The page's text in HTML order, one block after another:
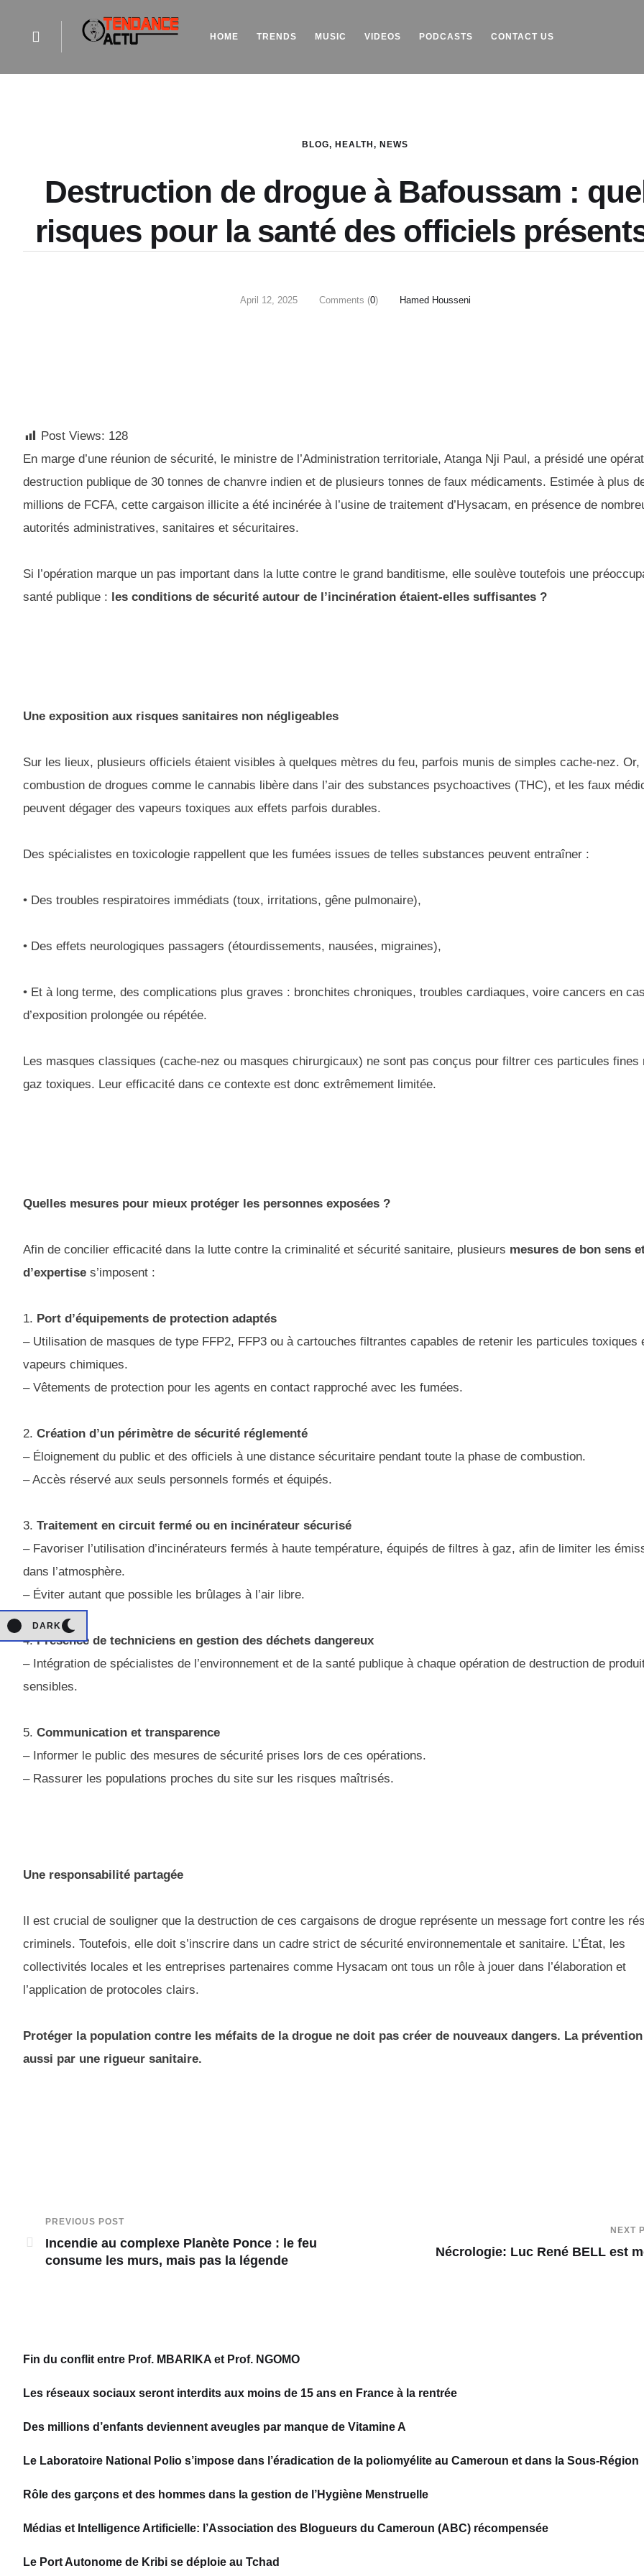
DARK
HOME TRENDS MUSIC VIDEOS PODCASTS CONTACT US
BLOG, HEALTH, NEWS
Destruction de drogue à Bafoussam :
risques pour la santé des officiels
April 12, 2025 Comments (0) Hamed Housseni
Post Views: 128
En marge d’une réunion de sécurité, le ministre de l’Administration territoriale, Atanga Nji Paul, a présidé une
destruction publique de 30 tonnes de chanvre indien et de plusieurs tonnes de faux médicaments. Estimée à plus
millions de FCFA, cette cargaison illicite a été incinérée à l’usine de traitement d’Hysacam, en présence de
autorités administratives, sanitaires et sécuritaires.
Si l’opération marque un pas important dans la lutte contre le grand banditisme, elle soulève toutefois une
santé publique : les conditions de sécurité autour de l’incinération étaient-elles suffisantes ?
Une exposition aux risques sanitaires non négligeables
Sur les lieux, plusieurs officiels étaient visibles à quelques mètres du feu, parfois munis de simples cache-nez. Or,
combustion de drogues comme le cannabis libère dans l’air des substances psychoactives (THC), et les faux
peuvent dégager des vapeurs toxiques aux effets parfois durables.
Des spécialistes en toxicologie rappellent que les fumées issues de telles substances peuvent entraîner :
• Des troubles respiratoires immédiats (toux, irritations, gêne pulmonaire),
• Des effets neurologiques passagers (étourdissements, nausées, migraines),
• Et à long terme, des complications plus graves : bronchites chroniques, troubles cardiaques, voire cancers en cas
d’exposition prolongée ou répétée.
Les masques classiques (cache-nez ou masques chirurgicaux) ne sont pas conçus pour filtrer ces particules fines
gaz toxiques. Leur efficacité dans ce contexte est donc extrêmement limitée.
Quelles mesures pour mieux protéger les personnes exposées ?
Afin de concilier efficacité dans la lutte contre la criminalité et sécurité sanitaire, plusieurs mesures de bon sens
d’expertise s’imposent :
1. Port d’équipements de protection adaptés
– Utilisation de masques de type FFP2, FFP3 ou à cartouches filtrantes capables de retenir les particules toxiques
vapeurs chimiques.
– Vêtements de protection pour les agents en contact rapproché avec les fumées.
2. Création d’un périmètre de sécurité réglementé
– Éloignement du public et des officiels à une distance sécuritaire pendant toute la phase de combustion.
– Accès réservé aux seuls personnels formés et équipés.
3. Traitement en circuit fermé ou en incinérateur sécurisé
– Favoriser l’utilisation d’incinérateurs fermés à haute température, équipés de filtres à gaz, afin de limiter les
dans l’atmosphère.
– Éviter autant que possible les brûlages à l’air libre.
4.Présence de techniciens en gestion des déchets dangereux
– Intégration de spécialistes de l’environnement et de la santé publique à chaque opération de destruction de
sensibles.
5. Communication et transparence
– Informer le public des mesures de sécurité prises lors de ces opérations.
– Rassurer les populations proches du site sur les risques maîtrisés.
Une responsabilité partagée
Il est crucial de souligner que la destruction de ces cargaisons de drogue représente un message fort contre les
criminels. Toutefois, elle doit s’inscrire dans un cadre strict de sécurité environnementale et sanitaire. L’État, les
collectivités locales et les entreprises partenaires comme Hysacam ont tous un rôle à jouer dans l’élaboration et
l’application de protocoles clairs.
Protéger la population contre les méfaits de la drogue ne doit pas créer de nouveaux dangers. La
aussi par une rigueur sanitaire.
PREVIOUS POST
Incendie au complexe Planète Ponce : le feu
consume les murs, mais pas la légende
NEXT
Nécrologie: Luc René BELL est
Fin du conflit entre Prof. MBARIKA et Prof. NGOMO
Les réseaux sociaux seront interdits aux moins de 15 ans en France à la rentrée
Des millions d’enfants deviennent aveugles par manque de Vitamine A
Le Laboratoire National Polio s’impose dans l’éradication de la poliomyélite au Cameroun et dans la Sous-Région
Rôle des garçons et des hommes dans la gestion de l’Hygiène Menstruelle
Médias et Intelligence Artificielle: l’Association des Blogueurs du Cameroun (ABC) récompensée
Le Port Autonome de Kribi se déploie au Tchad